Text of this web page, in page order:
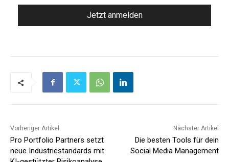
Vorheriger Artikel
Pro Portfolio Partners setzt
neue Industriestandards mit
Nächster Artikel
Die besten Tools für dein
Social Media Management